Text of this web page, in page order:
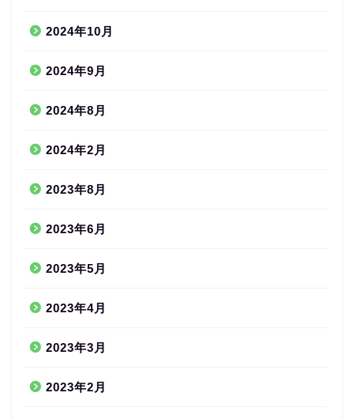
2024年10月
2024年9月
2024年8月
2024年2月
2023年8月
2023年6月
2023年5月
2023年4月
2023年3月
2023年2月